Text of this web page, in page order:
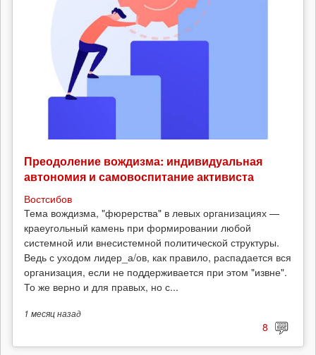
Преодоление вождизма: индивидуальная
автономия и самовоспитание активиста
Востсибов
Тема вождизма, "фюрерства" в левых организациях —
краеугольный камень при формировании любой
системной или внесистемной политической структуры.
Ведь с уходом лидер_а/ов, как правило, распадается вся
организация, если не поддерживается при этом "извне".
То же верно и для правых, но с...
1 месяцназад
8